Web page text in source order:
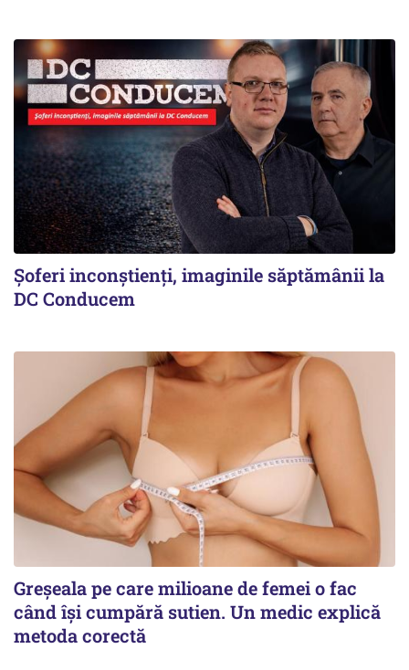
Şoferi inconştienţi, imaginile săptămânii la
DC Conducem
Greșeala pe care milioane de femei o fac
când își cumpără sutien. Un medic explică
metoda corectă